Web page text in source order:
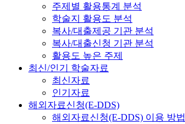
주제별 활용통계 분석
학술지 활용도 분석
복사/대출제공 기관 분석
복사/대출신청 기관 분석
활용도 높은 주제
최신/인기 학술자료
최신자료
인기자료
해외자료신청(E-DDS)
해외자료신청(E-DDS) 이용 방법